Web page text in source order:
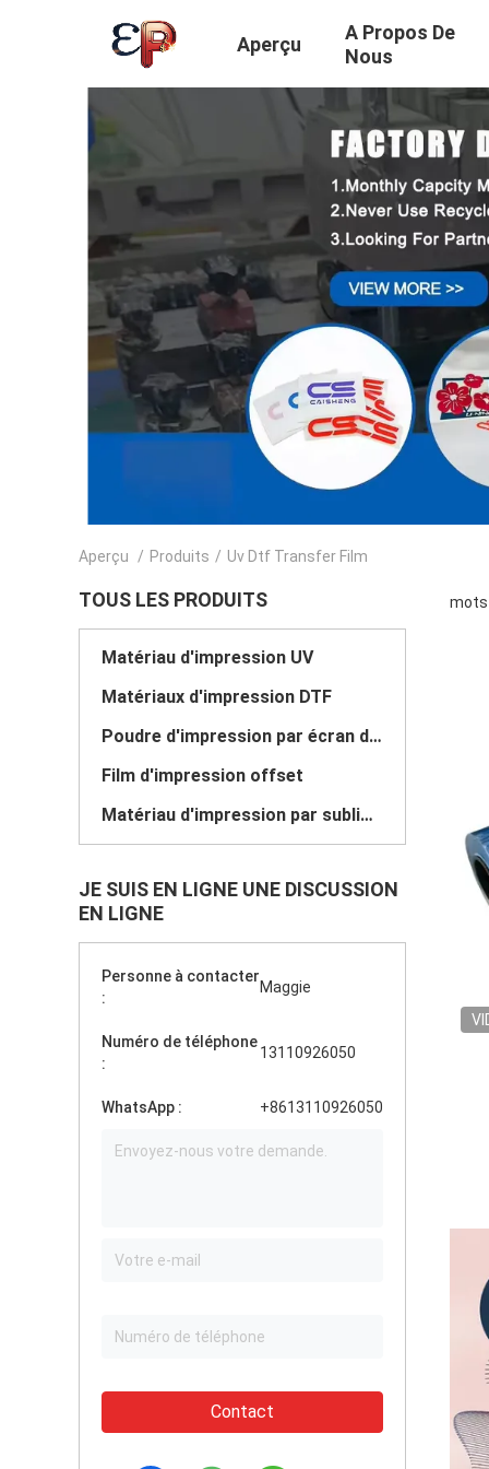
Aperçu
A Propos De
Nous
Aperçu / Produits / Uv Dtf Transfer Film
TOUS LES PRODUITS
Matériau d'impression UV
Matériaux d'impression DTF
Poudre d'impression par écran décalage
Film d'impression offset
Matériau d'impression par sublimation
JE SUIS EN LIGNE UNE DISCUSSION
EN LIGNE
Personne à contacter
:
Maggie
Numéro de téléphone
:
13110926050
WhatsApp : +8613110926050
Contact
mots